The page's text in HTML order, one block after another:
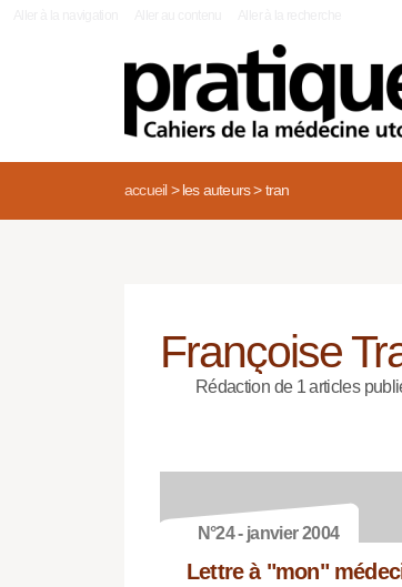
accueil> les auteurs> tran
Françoise
Rédaction de 1 articles
N°24 - janvier 2004
Lettre à "mon"